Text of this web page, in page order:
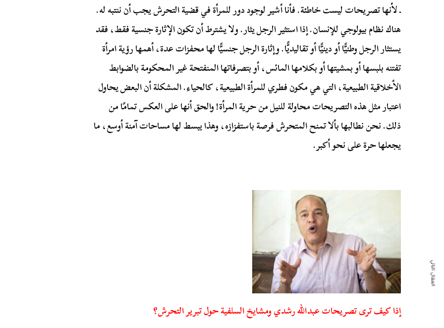
ـ لأنها تصريحات ليست خاطئة. فأنا أشير لوجود دور للمرأة في قضية التحرش يجب أن ننتبه له.
هناك نظام بيولوجي للإنسان. إذا استثير الرجل يثار. ولا يشترط أن تكون الإثارة جنسية فقط، فقد
يستثار الرجل وطنيًّا أو دينيًّا أو تقاليديًّا. وإثارة الرجل جنسيًّا لها محفزات عدة، أهمها رؤية امرأة
تفتنه بلبسها أو بمشيتها أو بكلامها المائس، أو بتصرفاتها المنفتحة غير المحكومة بالضوابط
الأخلاقية الطبيعية، التي هي مكون فطري للمرأة الطبيعية، كالحياء. المشكلة أن البعض يحاول
اعتبار مثل هذه التصريحات محاولة للنيل من حرية المرأة! والحق أنها على العكس تمامًا من
ذلك. نحن نطالبها بألا تمنح المتحرش فرصة باستفزازه، وهذا يبسط لها مساحات آمنة أوسع، ما
يجعلها حرة على نحو أكبر.
إذا كيف ترى تصريحات عبدالله رشدي ومشايخ السلفية حول تبرير التحرش؟
المقال التالي